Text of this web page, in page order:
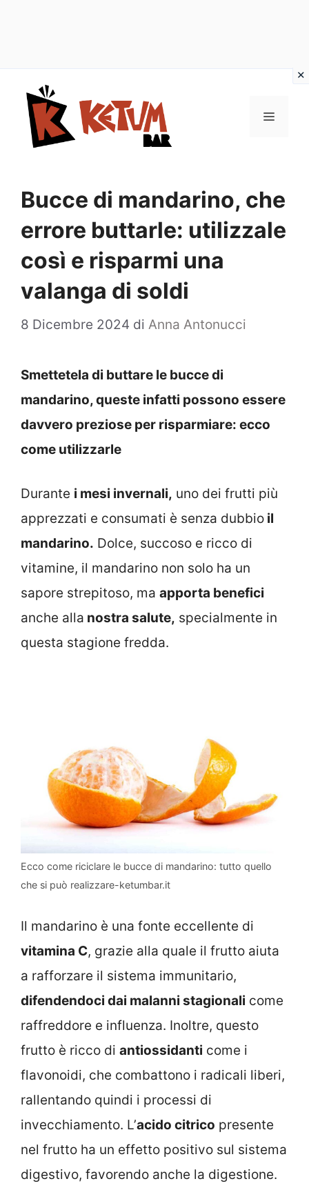
contenuto
Menu
Bucce di mandarino, che
errore buttarle: utilizzale
così e risparmi una
valanga di soldi
8 Dicembre 2024 di Anna Antonucci
Smettetela di buttare le bucce di
mandarino, queste infatti possono essere
davvero preziose per risparmiare: ecco
come utilizzarle
Durante i mesi invernali, uno dei frutti più
apprezzati e consumati è senza dubbio il
mandarino. Dolce, succoso e ricco di
vitamine, il mandarino non solo ha un
sapore strepitoso, ma apporta benefici
anche alla nostra salute, specialmente in
questa stagione fredda.
Ecco come riciclare le bucce di mandarino: tutto quello
che si può realizzare-ketumbar.it
Il mandarino è una fonte eccellente di
vitamina C, grazie alla quale il frutto aiuta
a rafforzare il sistema immunitario,
difendendoci dai malanni stagionali come
raffreddore e influenza. Inoltre, questo
frutto è ricco di antiossidanti come i
flavonoidi, che combattono i radicali liberi,
rallentando quindi i processi di
invecchiamento. L’acido citrico presente
nel frutto ha un effetto positivo sul sistema
digestivo, favorendo anche la digestione.